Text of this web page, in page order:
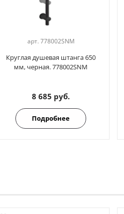
арт. 778002SNM
Круглая душевая штанга 650
мм, черная. 778002SNM
8 685 руб.
Подробнее